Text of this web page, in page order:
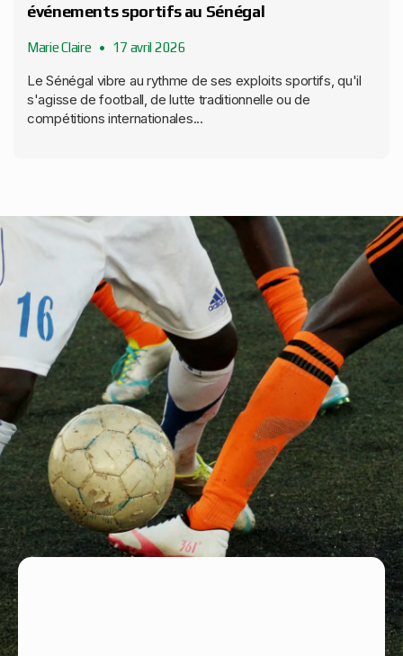
événements sportifs au Sénégal
Marie Claire 17 avril 2026
Le Sénégal vibre au rythme de ses exploits sportifs, qu'il
s'agisse de football, de lutte traditionnelle ou de
compétitions internationales...